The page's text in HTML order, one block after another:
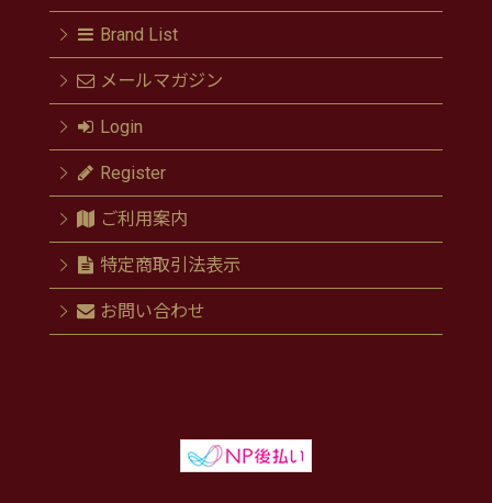
Brand List
メールマガジン
Login
Register
ご利用案内
特定商取引法表示
お問い合わせ